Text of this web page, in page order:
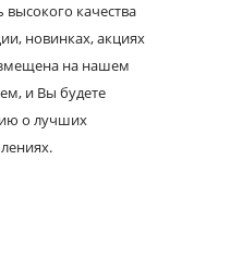
качества
новинках, акциях
на нашем
и Вы будете
о лучших